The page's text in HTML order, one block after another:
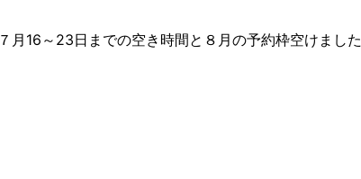
７月16～23日までの空き時間と８月の予約枠空けました